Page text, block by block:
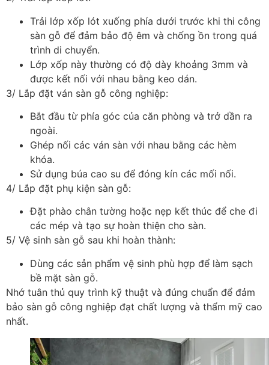
Trải lớp xốp lót xuống phía dưới trước khi thi công
sàn gỗ để đảm bảo độ êm và chống ồn trong quá
trình di chuyển.
Lớp xốp này thường có độ dày khoảng 3mm và
được kết nối với nhau bằng keo dán.
3/ Lắp đặt ván sàn gỗ công nghiệp:
Bắt đầu từ phía góc của căn phòng và trở dần ra
ngoài.
Ghép nối các ván sàn với nhau bằng các hèm
khóa.
Sử dụng búa cao su để đóng kín các mối nối.
4/ Lắp đặt phụ kiện sàn gỗ:
Đặt phào chân tường hoặc nẹp kết thúc để che đi
các mép và tạo sự hoàn thiện cho sàn.
5/ Vệ sinh sàn gỗ sau khi hoàn thành:
Dùng các sản phẩm vệ sinh phù hợp để làm sạch
bề mặt sàn gỗ.
Nhớ tuân thủ quy trình kỹ thuật và đúng chuẩn để đảm
bảo sàn gỗ công nghiệp đạt chất lượng và thẩm mỹ cao
nhất.